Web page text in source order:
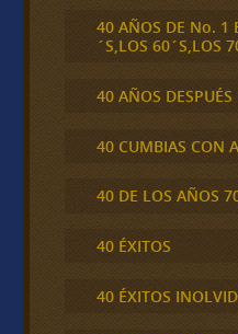
40 AÑOS DE No. 1
´S,LOS 60´S,LOS
40 AÑOS DESPUÉS
40 CUMBIAS CON
40 DE LOS AÑOS
40 ÉXITOS
40 ÉXITOS